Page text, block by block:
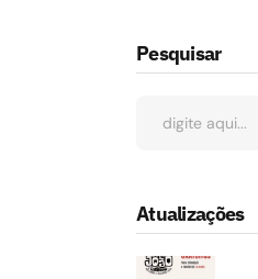
Pesquisar
Atualizações